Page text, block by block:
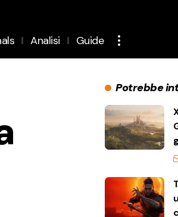
Analisi Guide
Potrebbe